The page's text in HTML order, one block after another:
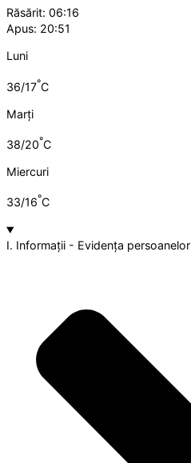
Răsărit: 06:16
Apus: 20:51
Luni
36/17°C
Marți
38/20°C
Miercuri
33/16°C
I. Informații - Evidența persoanelor